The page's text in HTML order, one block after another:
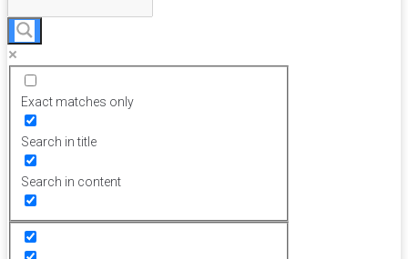
Exact matches only
Search in title
Search in content